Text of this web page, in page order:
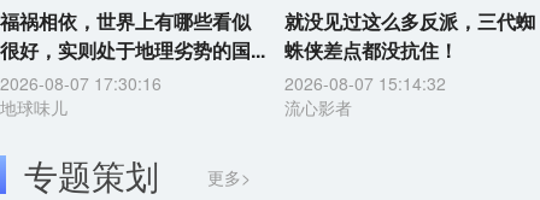
福祸相依，世界上有哪些看似
很好，实则处于地理劣势的国...
2026-08-07 17:30:16
地球味儿
就没见过这么多反派，三代蜘
蛛侠差点都没抗住！
2026-08-07 15:14:32
流心影者
专题策划 更多>